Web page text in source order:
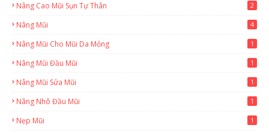
Nâng Cao Mũi Sụn Tự Thân 2
Nâng Mũi 4
Nâng Mũi Cho Mũi Da Mỏng 1
Nâng Mũi Đầu Mũi 1
Nâng Mũi Sửa Mũi 1
Nâng Nhô Đầu Mũi 1
Nẹp Mũi 1